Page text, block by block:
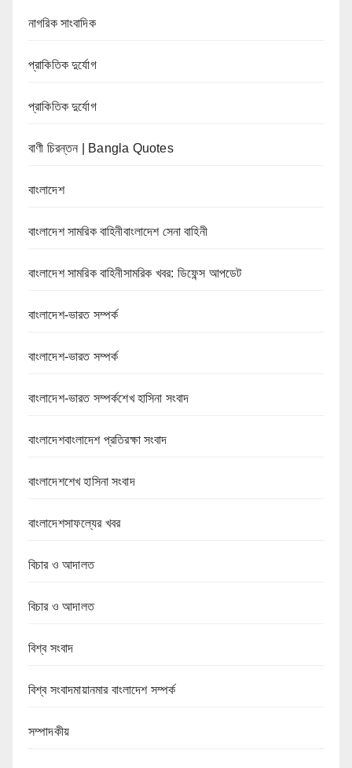
নাগরিক সাংবাদিক
প্রাকিতিক দুর্যোগ
প্রাকিতিক দুর্যোগ
বাণী চিরন্তন | Bangla Quotes
বাংলাদেশ
বাংলাদেশ সামরিক বাহিনীবাংলাদেশ সেনা বাহিনী
বাংলাদেশ সামরিক বাহিনীসামরিক খবর: ডিফেন্স আপডেট
বাংলাদেশ-ভারত সম্পর্ক
বাংলাদেশ-ভারত সম্পর্ক
বাংলাদেশ-ভারত সম্পর্কশেখ হাসিনা সংবাদ
বাংলাদেশবাংলাদেশ প্রতিরক্ষা সংবাদ
বাংলাদেশশেখ হাসিনা সংবাদ
বাংলাদেশসাফল্যের খবর
বিচার ও আদালত
বিচার ও আদালত
বিশ্ব সংবাদ
বিশ্ব সংবাদমায়ানমার বাংলাদেশ সম্পর্ক
সম্পাদকীয়